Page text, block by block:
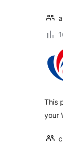
This
your